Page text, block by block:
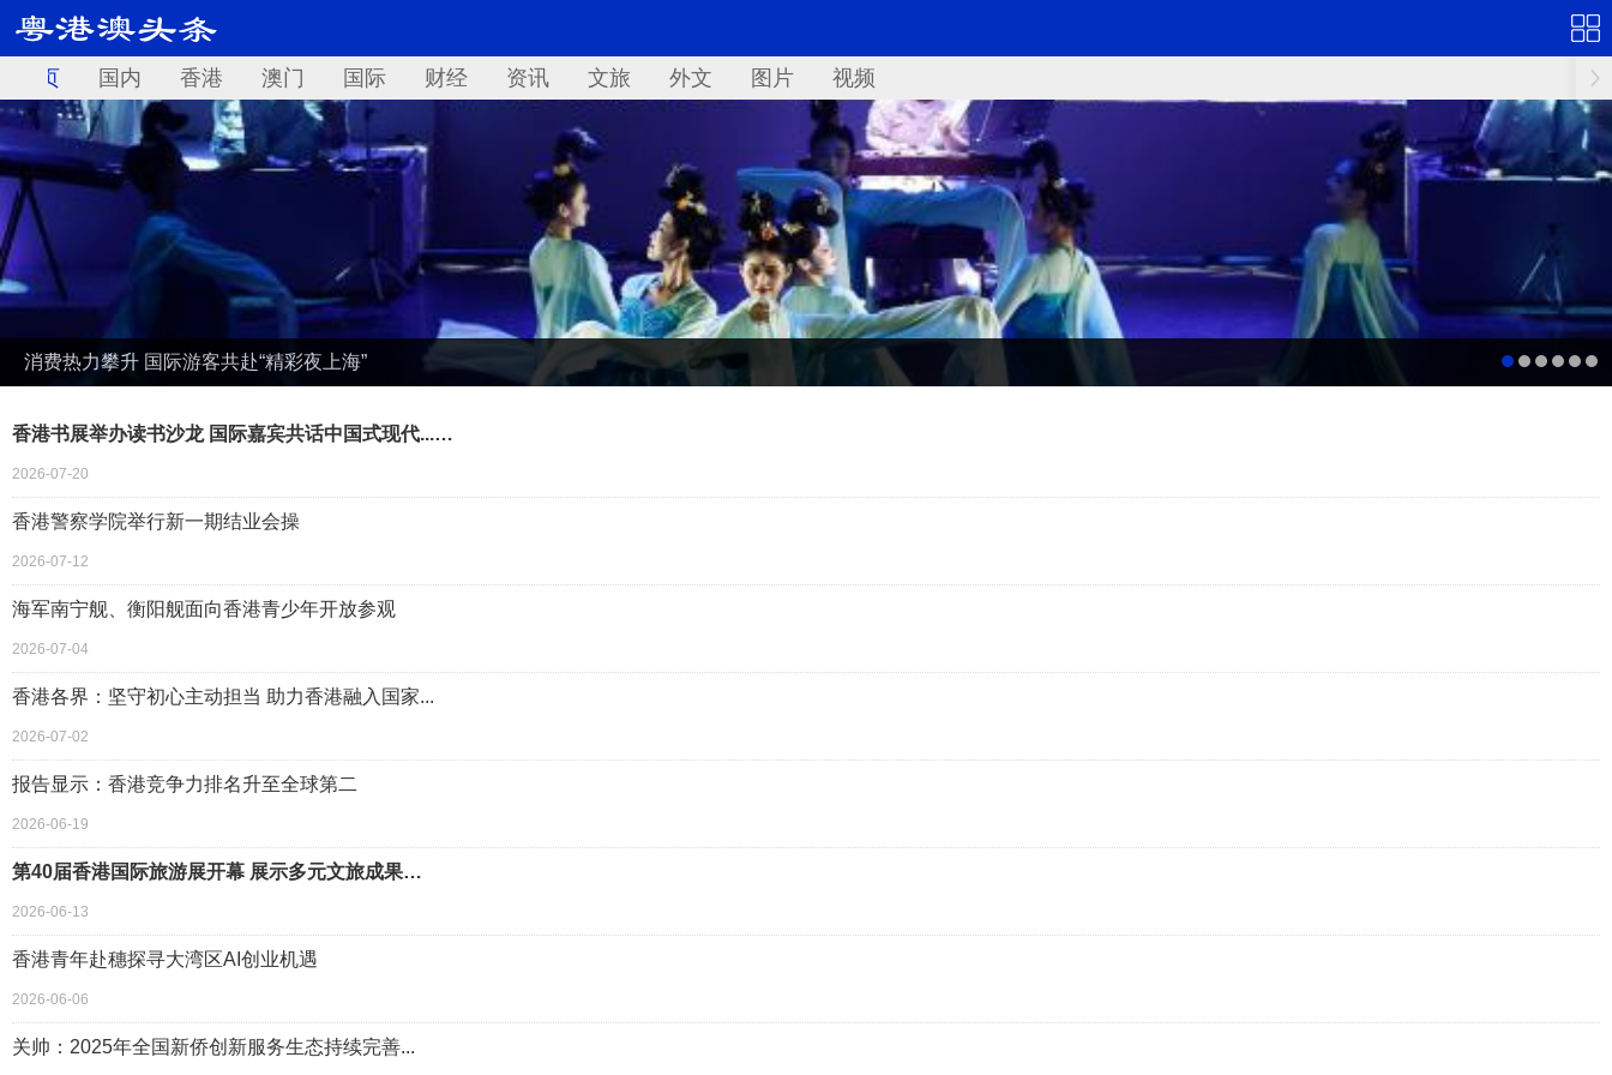
首页 国内 香港 澳门 国际 财经 资讯 文旅 外文 图片 视频
消费热力攀升 国际游客共赴“精彩夜上海”
香港书展举办读书沙龙 国际嘉宾共话中国式现代...…
2026-07-20
香港警察学院举行新一期结业会操
2026-07-12
海军南宁舰、衡阳舰面向香港青少年开放参观
2026-07-04
香港各界：坚守初心主动担当 助力香港融入国家...
2026-07-02
报告显示：香港竞争力排名升至全球第二
2026-06-19
第40届香港国际旅游展开幕 展示多元文旅成果…
2026-06-13
香港青年赴穗探寻大湾区AI创业机遇
2026-06-06
关帅：2025年全国新侨创新服务生态持续完善...